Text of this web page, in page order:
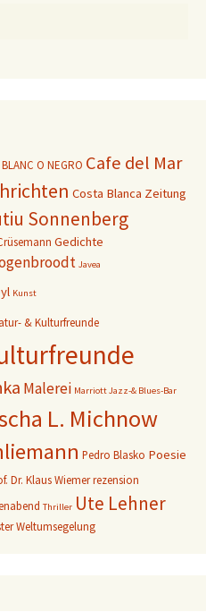
BLANC O NEGRO Cafe del Mar
Costa Blanca Zeitung
Sonnenberg
Gedichte
Javea
Kunst
& Kulturfreunde
Malerei Marriott Jazz-& Blues-Bar
L. Michnow
Pedro Blasko Poesie
Dr. Klaus Wiemerrezension
Thriller Ute Lehner
Weltumsegelung